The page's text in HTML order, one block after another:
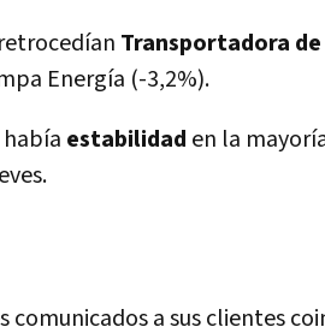
Transportadora de
Energía (-3,2%).
había estabilidad en la
comunicados a sus clientes